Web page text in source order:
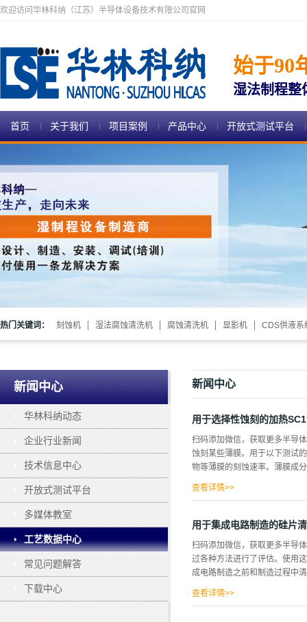
欢迎访问华林科纳（江苏）半导体设备技术有限公司官网
始于90
湿法制程整
首页 关于我们 项目案例 产品中心 开放式测试平台
热门关键词： 刻蚀机 湿法腐蚀清洗机 腐蚀清洗机 显影机 CDS供液系
新闻中心
华林科纳动态
企业行业新闻
技术信息中心
开放式测试平台
多媒体教室
工艺数据中心
常见问题解答
下载中心
新闻中心
用于选择性蚀刻的加热
扫码添加微信，获取更多半导
蚀刻某些薄膜。用于以下测试
物等薄膜的刻蚀速率。薄膜成
酸：（H2O2 (SC2)±要用于去
的某些薄膜的可行性。加热后
能有效地蚀刻薄膜的细丝，
查看详情>>
用于集成电路制造的硅片
扫码添加微信，获取更多半导
过各种方法进行了评估。使用
成电路制造之前和制造过程中
查看详情>>